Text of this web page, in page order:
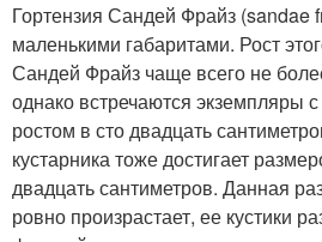
Гортензия Сандей Фрайз (sandae
маленькими габаритами. Рост
Сандей Фрайз чаще всего не
однако встречаются экземпляры
ростом в сто двадцать
кустарника тоже достигает
двадцать сантиметров. Данная
ровно произрастает, ее кустики